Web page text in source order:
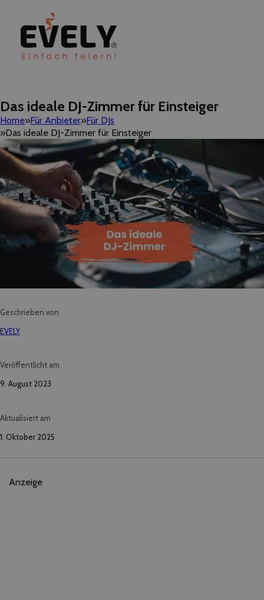
Das ideale DJ-Zimmer für Einsteiger
Home Für Anbieter Für DJs
Das ideale DJ-Zimmer für Einsteiger
Geschrieben von
EVELY
Veröffentlicht am
9. August 2023
Aktualisiert am
1. Oktober 2025
Anzeige